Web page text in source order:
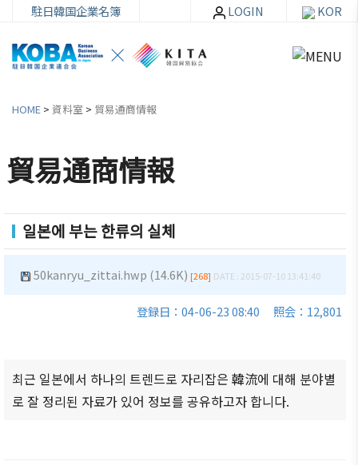
韓
企
連
紹
介
設立
目的/
沿革
会員
社加
入・
検索
韓企連
会員権
利·義務
·特典
員
活
動
クラブ
（同好
会）
料
お知ら
せ・イ
ベント
商情報
セミナ
駐日韓国企業名簿 KOR
LOGIN
HOME > 資料室 > 貿易通商情報
貿易通商情報
일본에 부는 한류의 실체
50kanryu_zittai.hwp (14.6K) [268] DATE : 2015-07-10 13:41:40
登録日：04-06-23 08:40 照会：12,801
최근 일본에서 하나의 트렌드로 자리잡은 韓流에 대해 분야별
로 잘 정리된 자료가 있어 정보를 공유하고자 합니다.